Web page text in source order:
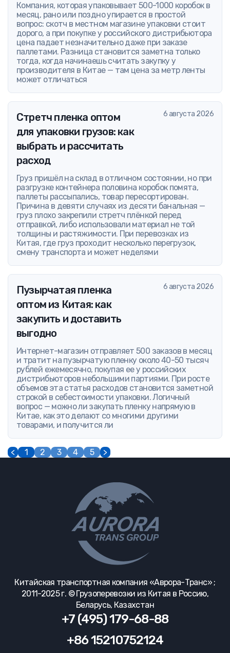
Компания, которая упаковывает 500-1000 коробок в
месяц, рано или поздно упирается в простой
вопрос: скотч в местном магазине упаковки стоит
дорого, а при покупке у российского дистрибьютора
цена падает незначительно даже при заказе
паллетами. Разница становится заметна только
тогда, когда начинаешь считать закупку у
производителя в Китае — там цена за метр ленты
может отличаться
Стретч пленка оптом
для упаковки грузов: как
выбрать и рассчитать
расход
6 августа 2026
Груз пришёл на склад в отличном состоянии, но при
разгрузке контейнера половина коробок помята,
паллеты рассыпались, товар пересортирован.
Причина в девяти случаях из десяти банальная —
груз плохо закрепили стретч плёнкой перед
отправкой, либо использовали материал не той
толщины и растяжимости. При перевозках из
Китая, где груз проходит несколько перегрузок,
смену транспорта и может неделями
Пузырчатая пленка
оптом из Китая: как
закупить и доставить
выгодно
6 августа 2026
Интернет-магазин отправляет 500 заказов в месяц
и тратит на пузырчатую пленку около 40-50 тысяч
рублей ежемесячно, покупая ее у российских
дистрибьюторов небольшими партиями. При росте
объемов эта статья расходов становится заметной
строкой в себестоимости упаковки. Логичный
вопрос — можно ли закупать пленку напрямую в
Китае, как это делают со многими другими
товарами, и получится ли
< 1 2 3 4 5 >
Китайская транспортная компания «Аврора-Транс» ;
2011-2025 г. © Грузоперевозки из Китая в Россию,
Беларусь, Казахстан
+7 (495) 179-68-88
+86 15210752124